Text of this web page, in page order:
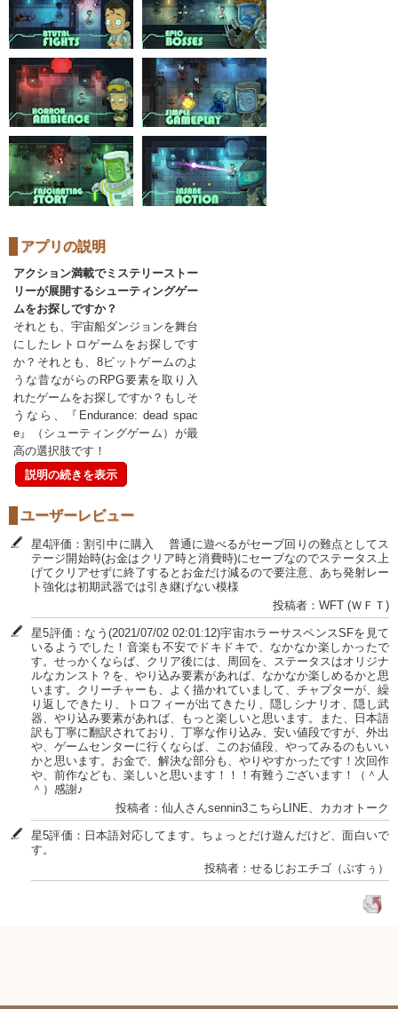
アプリの説明
アクション満載でミステリーストー
リーが展開するシューティングゲー
ムをお探しですか？
それとも、宇宙船ダンジョンを舞台
にしたレトロゲームをお探しです
か？それとも、8ビットゲームのよ
うな昔ながらのRPG要素を取り入
れたゲームをお探しですか？もしそ
うなら、『Endurance: dead spac
e』（シューティングゲーム）が最
高の選択肢です！
説明の続きを表示
ユーザーレビュー
星4評価：割引中に購入 普通に遊べるがセーブ回りの難点としてス
テージ開始時(お金はクリア時と消費時)にセーブなのでステータス上
げてクリアせずに終了するとお金だけ減るので要注意、あち発射レー
ト強化は初期武器では引き継げない模様
投稿者：WFT (ＷＦＴ)
星5評価：なう(2021/07/02 02:01:12)宇宙ホラーサスペンスSFを見て
いるようでした！音楽も不安でドキドキで、なかなか楽しかったで
す。せっかくならば、クリア後には、周回を、ステータスはオリジナ
ルなカンスト？を、やり込み要素があれば、なかなか楽しめるかと思
います。クリーチャーも、よく描かれていまして、チャプターが、繰
り返しできたり、トロフィーが出てきたり、隠しシナリオ、隠し武
器、やり込み要素があれば、もっと楽しいと思います。また、日本語
訳も丁寧に翻訳されており、丁寧な作り込み、安い値段ですが、外出
や、ゲームセンターに行くならば、このお値段、やってみるのもいい
かと思います。お金で、解決な部分も、やりやすかったです！次回作
や、前作なども、楽しいと思います！！！有難うございます！（＾人
＾）感謝♪
投稿者：仙人さんsennin3こちらLINE、カカオトーク
星5評価：日本語対応してます。ちょっとだけ遊んだけど、面白いで
す。
投稿者：せるじおエチゴ（ぷすぅ）